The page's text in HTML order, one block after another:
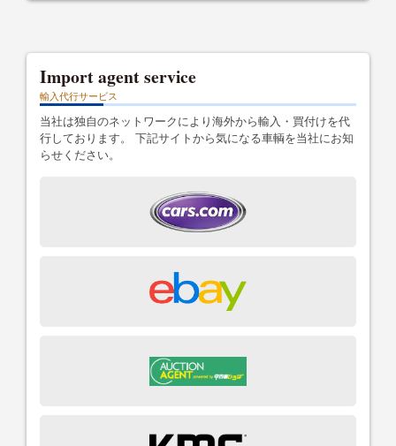
Import agent service
輸入代行サービス
当社は独自のネットワークにより海外から輸入・買付けを代
行しております。 下記サイトから気になる車輌を当社にお知
らせください。